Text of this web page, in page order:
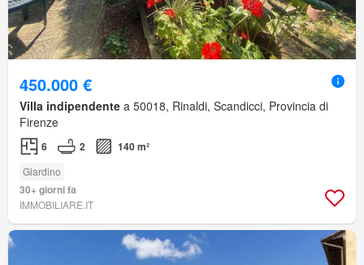
450.000 €
Villa indipendente a 50018, Rinaldi, Scandicci, Provincia di
Firenze
6 2 140 m²
Giardino
30+ giorni fa
IMMOBILIARE.IT